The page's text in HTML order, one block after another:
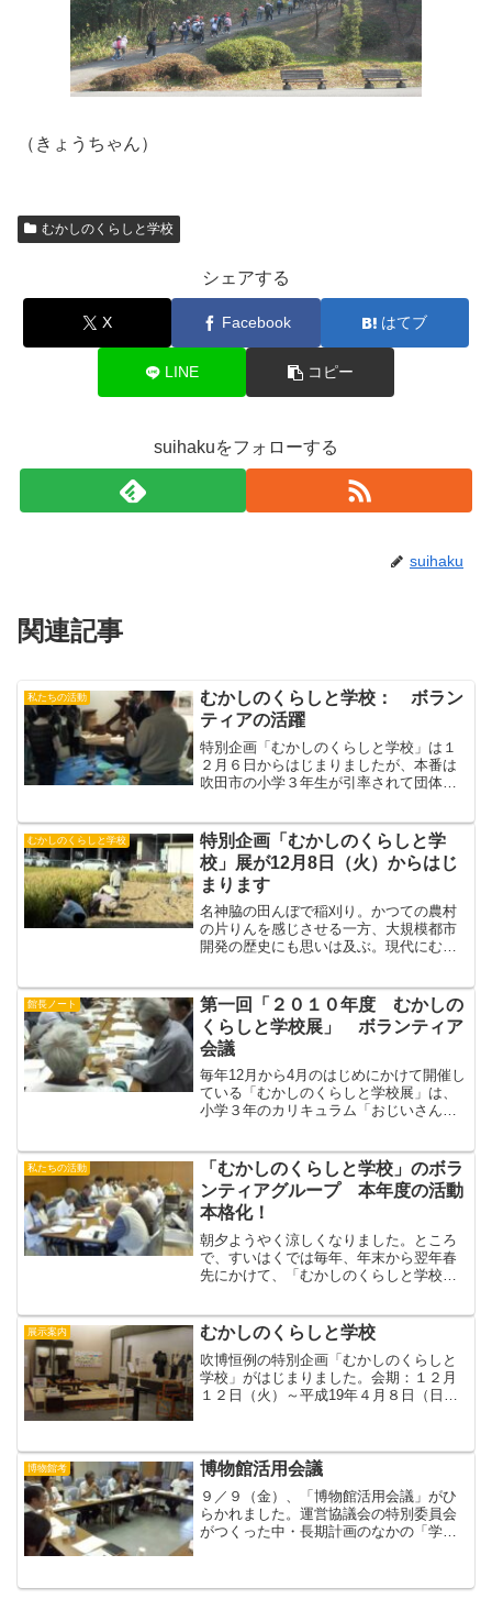
（きょうちゃん）
むかしのくらしと学校
シェアする
X Facebook はてブ
LINE コピー
suihakuをフォローする
suihaku
関連記事
私たちの活動
むかしのくらしと学校： ボラン
ティアの活躍
特別企画「むかしのくらしと学校」は１
２月６日からはじまりましたが、本番は
吹田市の小学３年生が引率されて団体で
営に取り組んで、新しいアイデアを盛り
込んで、磨きをかけてきま...
むかしのくらしと学校
特別企画「むかしのくらしと学
校」展が12月8日（火）からはじ
まります
名神脇の田んぼで稲刈り。かつての農村
の片りんを感じさせる一方、大規模都市
開発の歴史にも思いは及ぶ。現代にむか
【特別企画「むかしのくらしと学校」展
のご案内：吹田市立博物館...
館長ノート
第一回「２０１０年度 むかしの
くらしと学校展」 ボランティア
会議
毎年12月から4月のはじめにかけて開催し
ている「むかしのくらしと学校展」は、
小学３年のカリキュラム「おじいさんや
生が団体でやってくる大変評判のよい企
画です。その秘密はど...
私たちの活動
「むかしのくらしと学校」のボラ
ンティアグループ 本年度の活動
本格化！
朝夕ようやく涼しくなりました。ところ
で、すいはくでは毎年、年末から翌年春
先にかけて、「むかしのくらしと学校」
小学生3000人がやってくる、すいはく名
物の展覧会です。市民...
展示案内 むかしのくらしと学校
吹博恒例の特別企画「むかしのくらしと
学校」がはじまりました。会期：１２月
１２日（火）～平成19年４月８日（日）
のあかり・石油のあかり...
博物館考 博物館活用会議
９／９（金）、「博物館活用会議」がひ
らかれました。運営協議会の特別委員会
がつくった中・長期計画のなかの「学校